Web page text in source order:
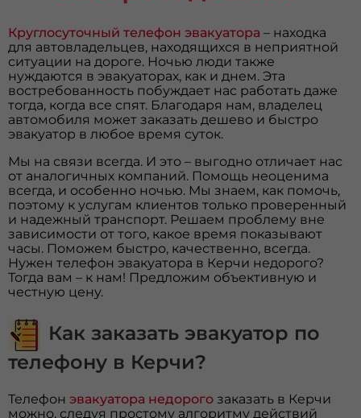
Круглосуточный телефон эвакуатора – находка
для автовладельцев, находящихся в неприятной
ситуации на дороге. Ночью люди также
нуждаются в эвакуаторах, как и днем. Эта
востребованность побуждает нас работать даже
тогда, когда все спят. Благодаря нам, владелец
автомобиля может заказать дешево и быстро
эвакуатор в любое время суток.
Мы на связи всегда. И это – выгодно отличает нас
от аналогичных компаний. Помощь неоценима
всегда, и особенно ночью. Мы знаем, как помочь,
поэтому к услугам клиентов только проверенный
и надежный транспорт. Решаем проблему вне
зависимости от того, какое время показывают
часы. Поможем быстро, качественно, всегда.
Нужен телефон эвакуатора в Керчи недорого?
Тогда вам – к нам! Предложим объективную и
честную цену.
Как заказать эвакуатор по
телефону в Керчи?
Телефонэвакуатора недорого заказать в Керчи
можно, следуя простому алгоритму действий